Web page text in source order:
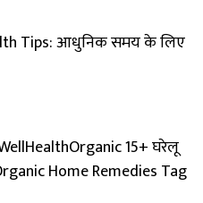
Tips: आधुनिक समय के लिए
15+ घरेलू
Home Remedies Tag